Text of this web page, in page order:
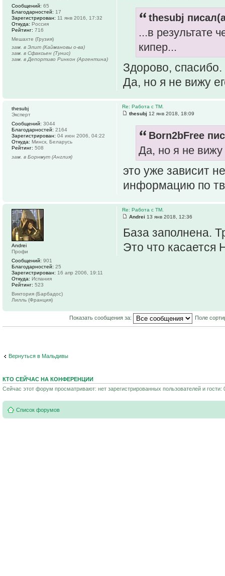
thesubj
...в результате
кипер...
Здорово,
Да, но я не вижу
Сообщений: 65
Благодарностей: 17
Зарегистрирован: 11 янв 2016, 17:32
Откуда: Россия
Рейтинг: 716
Мешахте (Грузия)
зам. в Элит (Каймановы о-ва)
зам. в Сфаксьен (Тунис)
зам. в Депортиво Ринкон (Аргентина)
Re: Работа с ТМ.
thesubj 12 янв 2018, 18:09
Born2bFree
Да, но я не вижу
это уже зависит
информацию по
thesubj
Эксперт
Сообщений: 3044
Благодарностей: 2164
Зарегистрирован: 04 июн 2006, 04:22
Откуда: Минск, Беларусь
Рейтинг: 508
зам. в Борнмут (Англия)
Re: Работа с ТМ.
Andrei 13 янв 2018, 12:36
База заполнена.
Это что касается
Andrei
Профи
Сообщений: 901
Благодарностей: 25
Зарегистрирован: 16 апр 2006, 19:11
Откуда: Испания
Рейтинг: 523
Виктория (Барбадос)
Лилль (Франция)
Показать сообщения за: Поле
Вернуться в Мальдивы
КТО СЕЙЧАС НА КОНФЕРЕНЦИИ
Сейчас этот форум просматривают: нет зарегистрированных пользователей и гости:
Список форумов